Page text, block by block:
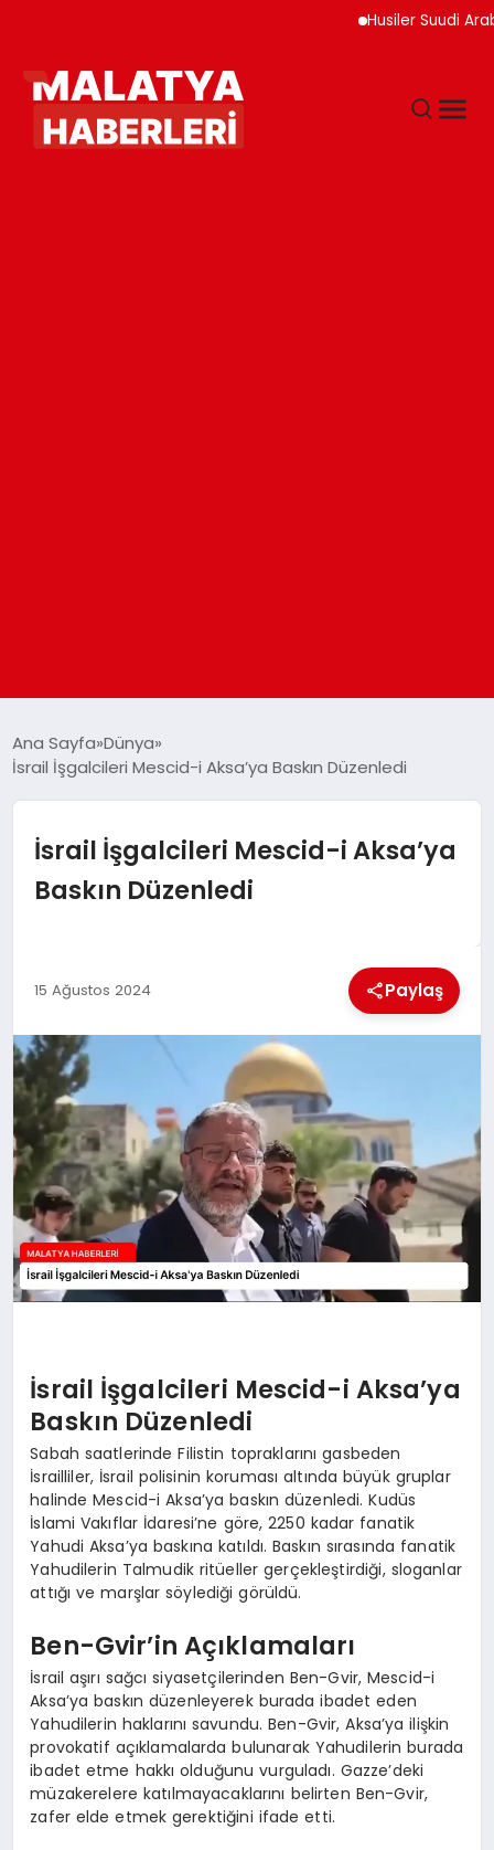
Husiler Suudi
DÜNYA
EKONOMI
MAGAZIN
SAĞLIK
SIYASET
SPOR
Ana Sayfa Dünya
İsrail İşgalcileri Mescid-i Aksa’ya Baskın Düzenledi
İsrail İşgalcileri Mescid-i Aksa’ya
Baskın Düzenledi
15 Ağustos 2024 Paylaş
İsrail İşgalcileri Mescid-i Aksa’ya
Baskın Düzenledi
Sabah saatlerinde Filistin topraklarını gasbeden
İsrailliler, İsrail polisinin koruması altında büyük gruplar
halinde Mescid-i Aksa’ya baskın düzenledi. Kudüs
İslami Vakıflar İdaresi’ne göre, 2250 kadar fanatik
Yahudi Aksa’ya baskına katıldı. Baskın sırasında fanatik
Yahudilerin Talmudik ritüeller gerçekleştirdiği, sloganlar
attığı ve marşlar söylediği görüldü.
Ben-Gvir’in Açıklamaları
İsrail aşırı sağcı siyasetçilerinden Ben-Gvir, Mescid-i
Aksa’ya baskın düzenleyerek burada ibadet eden
Yahudilerin haklarını savundu. Ben-Gvir, Aksa’ya ilişkin
provokatif açıklamalarda bulunarak Yahudilerin burada
ibadet etme hakkı olduğunu vurguladı. Gazze’deki
müzakerelere katılmayacaklarını belirten Ben-Gvir,
zafer elde etmek gerektiğini ifade etti.